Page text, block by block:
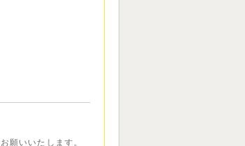
願いいたします。